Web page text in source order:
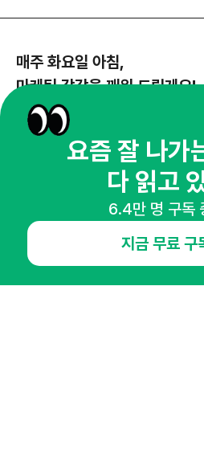
매주 화요일 아침,
마케팅 감각을 깨워 드릴게요!
65,043명의 마케터를 성장시키는 뉴스레터
뉴스레터 구독하기
NHN AD
오픈애즈란 공지사항 제휴문의
뉴스레터
광고안내
요즘 잘 나가
다 읽고
6.4만 명 구독
지금 무료 구